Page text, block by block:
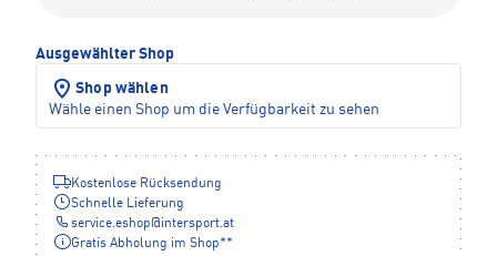
Ausgewählter Shop
Shop wählen
Wähle einen Shop um die Verfügbarkeit zu sehen
Kostenlose Rücksendung
Schnelle Lieferung
service.eshop@ intersport.at
Gratis Abholung im Shop**